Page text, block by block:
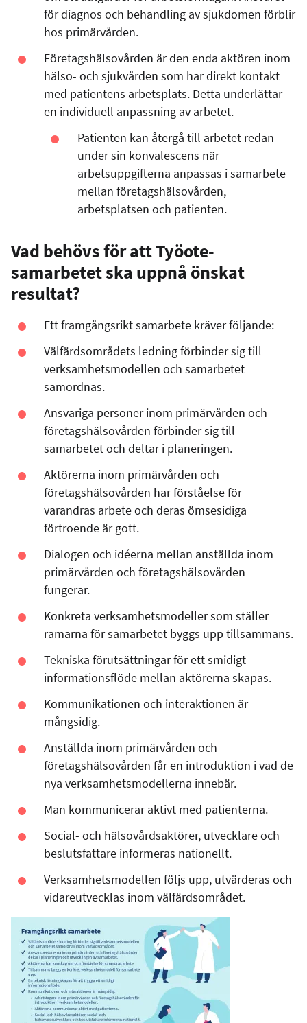
för diagnos och behandling av sjukdomen förblir
hos primärvården.
Företagshälsovården är den enda aktören inom
hälso- och sjukvården som har direkt kontakt
med patientens arbetsplats. Detta underlättar
en individuell anpassning av arbetet.
Patienten kan återgå till arbetet redan
under sin konvalescens när
arbetsuppgifterna anpassas i samarbete
mellan företagshälsovården,
arbetsplatsen och patienten.
Vad behövs för att Työote-
samarbetet ska uppnå önskat
resultat?
Ett framgångsrikt samarbete kräver följande:
Välfärdsområdets ledning förbinder sig till
verksamhetsmodellen och samarbetet
samordnas.
Ansvariga personer inom primärvården och
företagshälsovården förbinder sig till
samarbetet och deltar i planeringen.
Aktörerna inom primärvården och
företagshälsovården har förståelse för
varandras arbete och deras ömsesidiga
förtroende är gott.
Dialogen och idéerna mellan anställda inom
primärvården och företagshälsovården
fungerar.
Konkreta verksamhetsmodeller som ställer
ramarna för samarbetet byggs upp tillsammans.
Tekniska förutsättningar för ett smidigt
informationsflöde mellan aktörerna skapas.
Kommunikationen och interaktionen är
mångsidig.
Anställda inom primärvården och
företagshälsovården får en introduktion i vad de
nya verksamhetsmodellerna innebär.
Man kommunicerar aktivt med patienterna.
Social- och hälsovårdsaktörer, utvecklare och
beslutsfattare informeras nationellt.
Verksamhetsmodellen följs upp, utvärderas och
vidareutvecklas inom välfärdsområdet.